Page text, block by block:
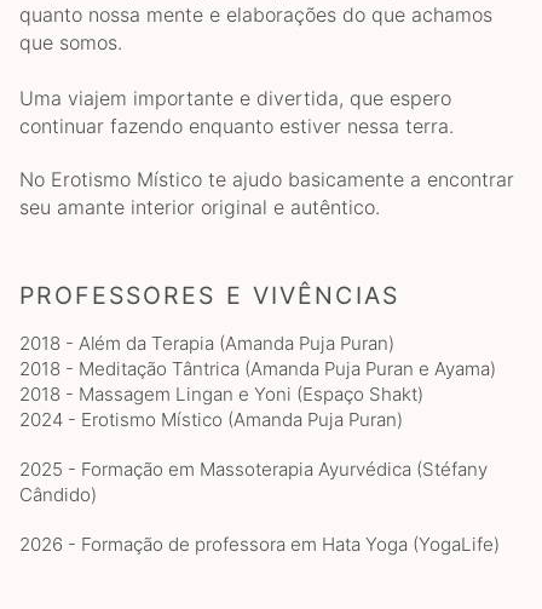
quanto nossa mente e elaborações do que achamos
que somos.
Uma viajem importante e divertida, que espero
continuar fazendo enquanto estiver nessa terra.
No Erotismo Místico te ajudo basicamente a encontrar
seu amante interior original e autêntico.
PROFESSORES E VIVÊNCIAS
2018 - Além da Terapia (Amanda Puja Puran)
2018 - Meditação Tântrica (Amanda Puja Puran e Ayama)
2018 - Massagem Lingan e Yoni (Espaço Shakt)
2024 - Erotismo Místico (Amanda Puja Puran)
2025 - Formação em Massoterapia Ayurvédica (Stéfany
Cândido)
2026 - Formação de professora em Hata Yoga (YogaLife)